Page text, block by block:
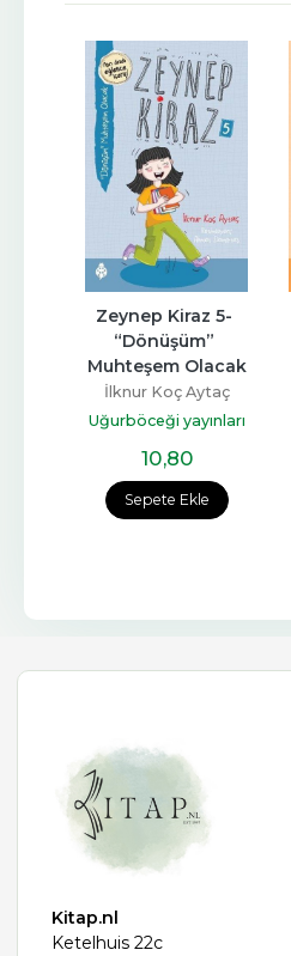
Sepete Ekle
Zeynep Kiraz 5-
“Dönüşüm”
Muhteşem Olacak
İlknur Koç Aytaç
Uğurböceği yayınları
10,80
Kitap.nl
Ketelhuis 22c